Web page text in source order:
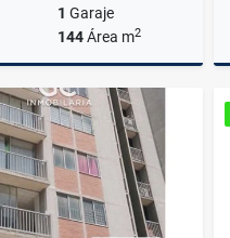
1 Garaje
144Área m2
Alquiler
$900.000